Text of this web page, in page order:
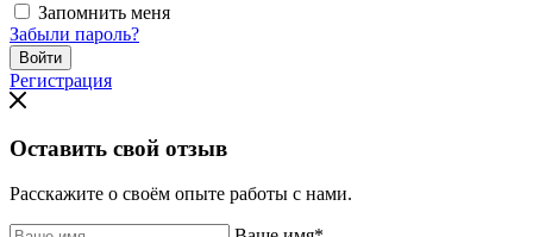
Запомнить меня
Забыли пароль?
Регистрация
Оставить свой отзыв
Расскажите о своём опыте работы с нами.